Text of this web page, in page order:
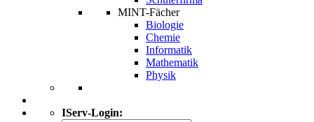
MINT-Fächer
Biologie
Chemie
Informatik
Mathematik
Physik
IServ-Login: